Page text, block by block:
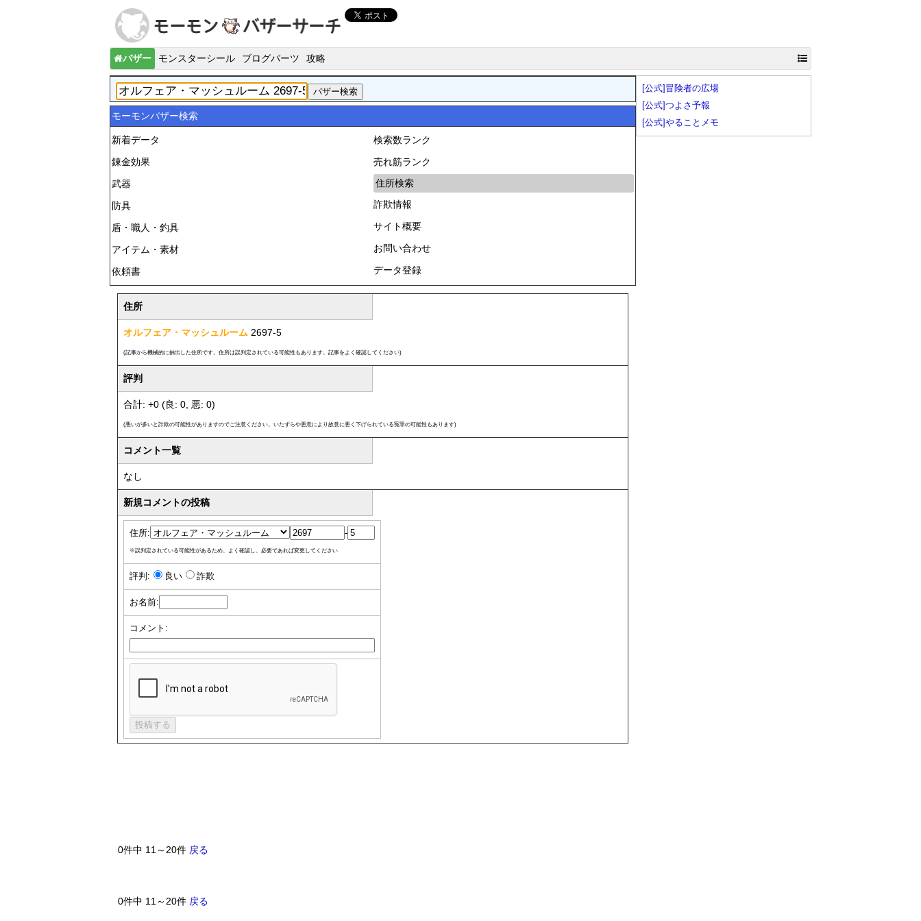
バザー モンスターシール ブログパーツ 攻略
モーモンバザー検索
新着データ
錬金効果
武器
防具
盾・職人・釣具
アイテム・素材
依頼書
検索数ランク
売れ筋ランク
住所検索
詐欺情報
サイト概要
お問い合わせ
データ登録
住所
オルフェア・マッシュルーム 2697-5
(記事から機械的に抽出した住所です。住所は誤判定されている可能性もあります。記事をよく確認してください)
評判
合計: +0 (良: 0, 悪: 0)
(悪いが多いと詐欺の可能性がありますのでご注意ください。いたずらや悪意により故意に悪く下げられている冤罪の可能性もあります)
コメント一覧
なし
新規コメントの投稿
住所: -
※誤判定されている可能性があるため、よく確認し、必要であれば変更してください
評判: 良い 詐欺
お名前:
コメント:
0件中 11～20件 戻る
0件中 11～20件 戻る
[公式]冒険者の広場
[公式]つよさ予報
[公式]やることメモ